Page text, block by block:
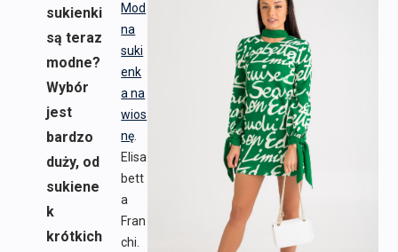
Mod
na
suki
enk
a na
wios
nę
Elisa
bett
a
Fran
chi.
sukienki
są teraz
modne?
Wybór
jest
bardzo
duży, od
sukiene
k
krótkich